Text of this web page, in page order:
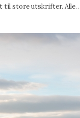
til store utskrifter. Alle…